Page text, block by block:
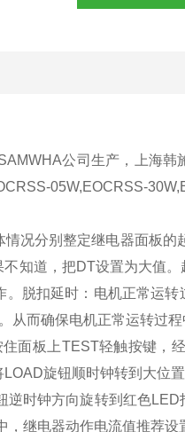
公司生产，上海韩
05W,EOCRSS-
况分别整定继电器面板的
知道，把DT设置为大值
脱扣延时：电机正常运
而确保电机正常运转过程
面板上TEST轻触按键，
旋钮顺时钟转到大位置
时钟方向旋转到红色LED
继电器动作电流值推荐设